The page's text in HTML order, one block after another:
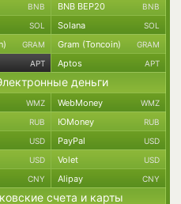
BNB BNB BEP20 BNB
SOL Solana SOL
GRAM Gram (Toncoin) GRAM
APT Aptos APT
деньги
WMZ WebMoney WMZ
RUB ЮMoney RUB
USD PayPal USD
USD Volet USD
CNY Alipay CNY
счета и карты